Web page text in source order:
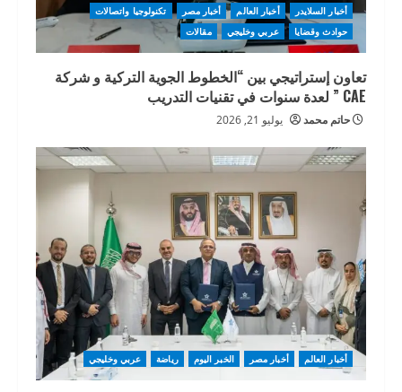
أخبار السلايدر أخبار العالم أخبار مصر
تكنولوجيا واتصالات
حوادث وقضايا
عربي وخليجي مقالات
تعاون إستراتيجي بين “الخطوط الجوية التركية و شركة
CAE ” لعدة سنوات في تقنيات التدريب
حاتم محمد يوليو 21, 2026
أخبار العالم أخبار مصر الخبر اليوم رياضة عربي وخليجي